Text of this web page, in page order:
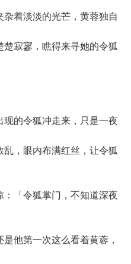
着淡淡的光芒，黄蓉独自
寂寥，瞧得来寻她的令狐
的令狐冲走来，只是一夜
，眼内布满红丝，让令狐
「令狐掌门，不知道深夜
他第一次这么看着黄蓉，